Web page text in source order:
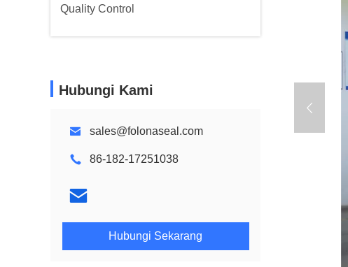
Quality Control
Hubungi Kami
sales@folonaseal.com
86-182-17251038
Hubungi Sekarang